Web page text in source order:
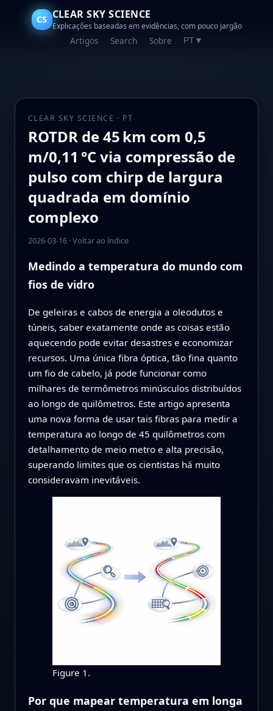
CS CLEAR SKY SCIENCE
Explicações baseadas em evidências, com pouco jargão
Artigos Search Sobre PT ▼
CLEAR SKY SCIENCE · PT
ROTDR de 45 km com 0,5
m/0,11 °C via compressão de
pulso com chirp de largura
quadrada em domínio
complexo
2026-03-16·Voltar ao índice
Medindo a temperatura do mundo com
fios de vidro
De geleiras e cabos de energia a oleodutos e
túneis, saber exatamente onde as coisas estão
aquecendo pode evitar desastres e economizar
recursos. Uma única fibra óptica, tão fina quanto
um fio de cabelo, já pode funcionar como
milhares de termômetros minúsculos distribuídos
ao longo de quilômetros. Este artigo apresenta
uma nova forma de usar tais fibras para medir a
temperatura ao longo de 45 quilômetros com
detalhamento de meio metro e alta precisão,
superando limites que os cientistas há muito
consideravam inevitáveis.
Figure 1.
Por que mapear temperatura em longa